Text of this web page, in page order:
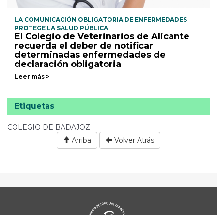
LA COMUNICACIÓN OBLIGATORIA DE ENFERMEDADES
PROTEGE LA SALUD PÚBLICA
El Colegio de Veterinarios de Alicante
recuerda el deber de notificar
determinadas enfermedades de
declaración obligatoria
Leer más >
Etiquetas
COLEGIO DE BADAJOZ
Arriba
Volver Atrás